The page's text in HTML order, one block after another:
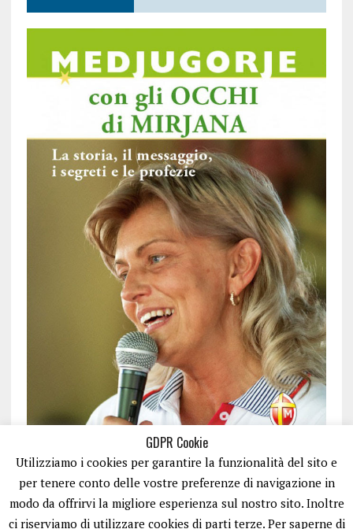
GDPR Cookie
Utilizziamo i cookies per garantire la funzionalità del sito e
per tenere conto delle vostre preferenze di navigazione in
modo da offrirvi la migliore esperienza sul nostro sito. Inoltre
ci riserviamo di utilizzare cookies di parti terze. Per saperne di